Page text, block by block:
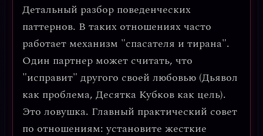
Детальный разбор поведенческих
паттернов. В таких отношениях часто
работает механизм "спасателя и тирана".
Один партнер может считать, что
"исправит" другого своей любовью (Дьявол
как проблема, Десятка Кубков как цель).
Это ловушка. Главный практический совет
по отношениям:установите жесткие